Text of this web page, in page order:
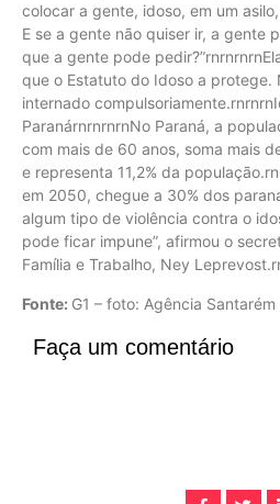
colocar a gente, idoso, em um
E se a gente não quiser ir, a gente
que a gente pode
que o Estatuto do Idoso a protege.
internado
ParanárnrnrnrnNo Paraná, a
com mais de 60 anos, soma mais
e representa 11,2% da
em 2050, chegue a 30% dos
algum tipo de violência contra o
pode ficar impune”, afirmou o
Família e Trabalho, Ney
Fonte: G1 – foto: Agência
Faça um comentário